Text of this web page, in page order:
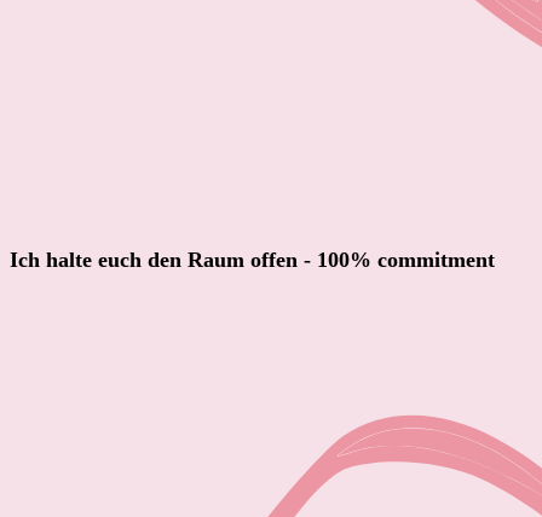
Ich halte euch den Raum offen - 100% commitment